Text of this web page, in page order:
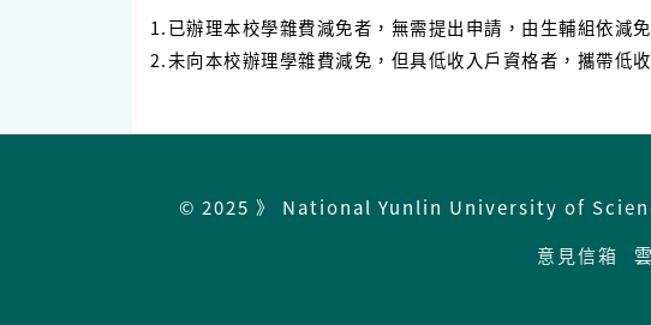
1.已辦理本校學雜費減免者，無需提出申請，由生輔組依減
2.未向本校辦理學雜費減免，但具低收入戶資格者，攜帶低
© 2025 》 National Yunlin University of
意見信箱